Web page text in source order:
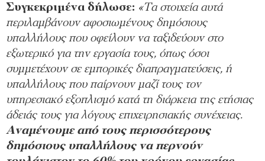
Συγκεκριμένα δήλωσε: «Τα στοιχεία αυτά
περιλαμβάνουν αφοσιωμένους δημόσιους
υπαλλήλους που οφείλουν να ταξιδεύουν στο
εξωτερικό για την εργασία τους, όπως όσοι
συμμετέχουν σε εμπορικές διαπραγματεύσεις, ή
υπαλλήλους που παίρνουν μαζί τους τον
υπηρεσιακό εξοπλισμό κατά τη διάρκεια της ετήσιας
άδειάς τους για λόγους επιχειρησιακής συνέχειας.
Αναμένουμε από τους περισσότερους
δημόσιους υπαλλήλους να περνούν